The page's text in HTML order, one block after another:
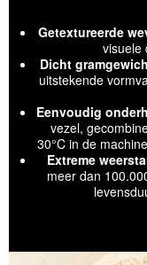
Getextureerde
visuele
Dicht
uitstekende
Eenvoudig
vezel,
30°C in de
Extreme
meer dan